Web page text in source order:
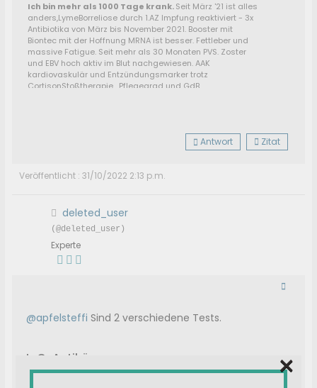
Ich bin mehr als 1000 Tage krank.Seit März '21 ist alles
anders,LymeBorreliose durch 1.AZ Impfung reaktiviert - 3x
Antibiotika von März bis November 2021. Booster mit
Biontec mit der Hoffnung MRNA ist besser. Fettleber und
massive Fatigue. Seit mehr als 30 Monaten PVS. Zoster
und EBV hoch aktiv im Blut nachgewiesen. AAK
kardiovaskulär und Entzündungsmarker trotz
CortisonStoßtherapie....Pflegegrad und GdB....
Wir müssen zusammen gegen das Unrecht was uns
Antwort Zitat
Veröffentlicht : 31/10/2022 2:13 p.m.
deleted_user
(@deleted_user)
Experte
@apfelsteffi Sind 2 verschiedene Tests.
IgG-Antikörper
Ca. 2 Wochen nach Symptombeginn lassen sich ×